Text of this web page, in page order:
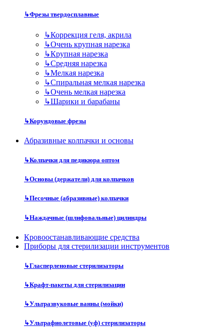
↳Фрезы твердосплавные
↳Коррекция геля, акрила
↳Очень крупная нарезка
↳Крупная нарезка
↳Средняя нарезка
↳Мелкая нарезка
↳Спиральная мелкая нарезка
↳Очень мелкая нарезка
↳Шарики и барабаны
↳Корундовые фрезы
Абразивные колпачки и основы
↳Колпачки для педикюра оптом
↳Основы (держатели) для колпачков
↳Песочные (абразивные) колпачки
↳Наждачные (шлифовальные) цилиндры
Кровоостанавливающие средства
Приборы для стерилизации инструментов
↳Гласперленовые стерилизаторы
↳Крафт-пакеты для стерилизации
↳Ультразвуковые ванны (мойки)
↳Ультрафиолетовые (уф) стерилизаторы